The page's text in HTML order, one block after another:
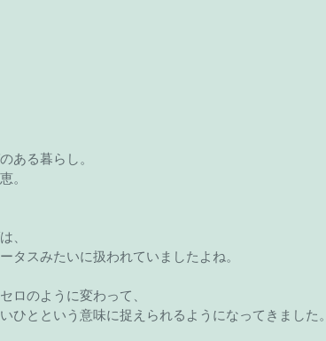
ある暮らし。
。
、
タスみたいに扱われていましたよね。
ロのように変わって、
ひとという意味に捉えられるようになってきました。